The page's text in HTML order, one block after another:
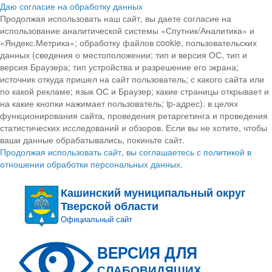
Даю согласие на обработку данных
Продолжая использовать наш сайт, вы даете согласие на
использование аналитической системы «Спутник/Аналитика» и
«Яндекс.Метрика»; обработку файлов cookie, пользовательских
данных (сведения о местоположении; тип и версия ОС, тип и
версия Браузера; тип устройства и разрешение его экрана;
источник откуда пришел на сайт пользователь; с какого сайта или
по какой рекламе; язык ОС и Браузер; какие страницы открывает и
на какие кнопки нажимает пользователь; ip-адрес). в целях
функционирования сайта, проведения ретаргетинга и проведения
статистических исследований и обзоров. Если вы не хотите, чтобы
ваши данные обрабатывались, покиньте сайт.
Продолжая использовать сайт, вы соглашаетесь с политикой в
отношении обработки персональных данных.